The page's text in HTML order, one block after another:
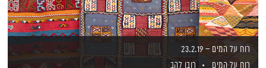
רוח על המים – 23.2.19
רוח על המים
רובן להב